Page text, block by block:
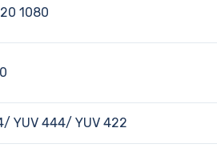
1080
YUV 444/ YUV 422